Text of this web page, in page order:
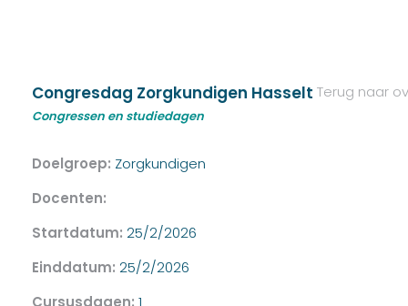
Terug naar
Congresdag Zorgkundigen Hasselt
Congressen en studiedagen
Doelgroep: Zorgkundigen
Docenten:
Startdatum: 25/2/2026
Einddatum: 25/2/2026
Cursusdagen: 1